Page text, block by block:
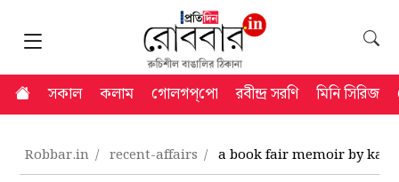
সকাল কলাম গোলগপ্‌পো রবীন্দ্র সরণি মিনি সিরিজ
Robbar.in recent-affairs a book fair memoir by